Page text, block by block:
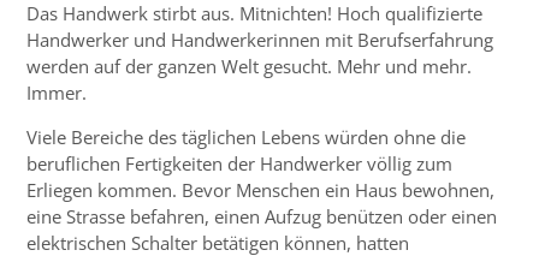
Das Handwerk stirbt aus. Mitnichten! Hoch qualifizierte
Handwerker und Handwerkerinnen mit Berufserfahrung
werden auf der ganzen Welt gesucht. Mehr und mehr.
Immer.
Viele Bereiche des täglichen Lebens würden ohne die
beruflichen Fertigkeiten der Handwerker völlig zum
Erliegen kommen. Bevor Menschen ein Haus bewohnen,
eine Strasse befahren, einen Aufzug benützen oder einen
elektrischen Schalter betätigen können, hatten